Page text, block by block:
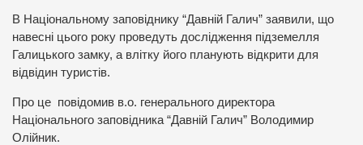
В Національному заповіднику “Давній Галич” заявили, що
навесні цього року проведуть дослідження підземелля
Галицького замку, а влітку його планують відкрити для
відвідин туристів.
Про це повідомив в.о. генерального директора
Національного заповідника “Давній Галич” Володимир
Олійник.